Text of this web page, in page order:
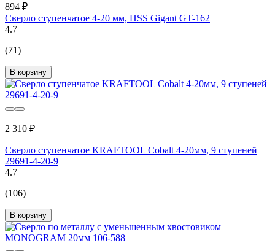
894 ₽
Сверло ступенчатое 4-20 мм, HSS Gigant GT-162
4.7
(71)
В корзину
2 310 ₽
Сверло ступенчатое KRAFTOOL Cobalt 4-20мм, 9 ступеней
29691-4-20-9
4.7
(106)
В корзину